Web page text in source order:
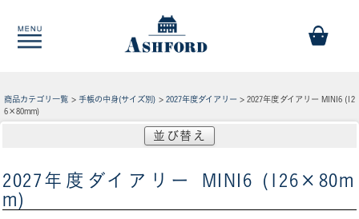
商品カテゴリ一覧 > 手帳の中身(サイズ別) > 2027年度ダイアリー > 2027年度ダイアリー MINI6 (12
6×80mm)
並び替え
2027年度ダイアリー MINI6 (126×80m
m)